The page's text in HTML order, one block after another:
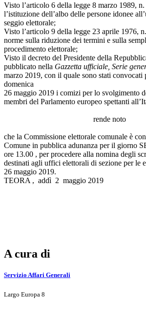
Visto l’articolo 6 della legge 8 marzo 1989,
l’istituzione dell’albo delle persone idonee
seggio elettorale;
Visto l’articolo 9 della legge 23 aprile 1976,
norme sulla riduzione dei termini e sulla
procedimento elettorale;
Visto il decreto del Presidente della
pubblicato nella Gazzetta ufficiale, Serie
marzo 2019, con il quale sono stati convocati
domenica
26 maggio 2019 i comizi per lo svolgimento
membri del Parlamento europeo spettanti
rende noto
che la Commissione elettorale comunale è
Comune in pubblica adunanza per il giorno
ore 13.00 , per procedere alla nomina degli
destinati agli uffici elettorali di sezione per le
26 maggio 2019.
TEORA , addì 2 maggio 2019
A cura di
Servizio Affari Generali
Largo Europa 8